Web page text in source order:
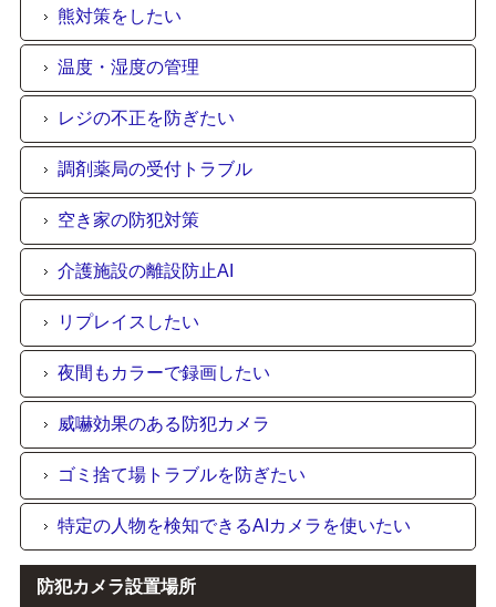
熊対策をしたい
温度・湿度の管理
レジの不正を防ぎたい
調剤薬局の受付トラブル
空き家の防犯対策
介護施設の離設防止AI
リプレイスしたい
夜間もカラーで録画したい
威嚇効果のある防犯カメラ
ゴミ捨て場トラブルを防ぎたい
特定の人物を検知できるAIカメラを使いたい
防犯カメラ設置場所